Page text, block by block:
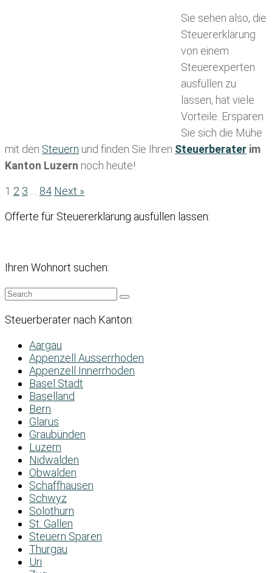
Sie sehen also, die
Steuererklärung
von einem
Steuerexperten
ausfüllen zu
lassen, hat viele
Vorteile. Ersparen
Sie sich die Mühe
mit den Steuern und finden Sie Ihren Steuerberater im
Kanton Luzern noch heute!
1 2 3 84 Next »
Offerte für Steuererklärung ausfüllen lassen:
Ihren Wohnort suchen:
Steuerberater nach Kanton:
Aargau
Appenzell Ausserrhoden
Appenzell Innerrhoden
Basel Stadt
Baselland
Bern
Glarus
Graubünden
Luzern
Nidwalden
Obwalden
Schaffhausen
Schwyz
Solothurn
St. Gallen
Steuern Sparen
Thurgau
Uri